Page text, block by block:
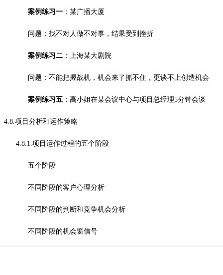
案例练习一 ：某广播大厦
问题：找不对人做不对事，结果受到挫折
案例练习二 ：上海某大剧院
问题：不能把握战机，机会来了抓不住，更谈不上创造机会
案例练习五 ：高小姐在某会议中心与项目总经理5分钟会谈
4.8.项目分析和运作策略
4.8.1.项目运作过程的五个阶段
五个阶段
不同阶段的客户心理分析
不同阶段的判断和竞争机会分析
不同阶段的机会窗信号